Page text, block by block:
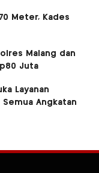
Meter, Kades
Malang dan
Juta
Layanan
Angkatan